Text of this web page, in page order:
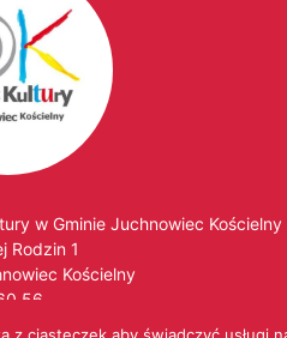
w Gminie Juchnowiec Kościelny
Rodzin 1
Kościelny
56
453 059